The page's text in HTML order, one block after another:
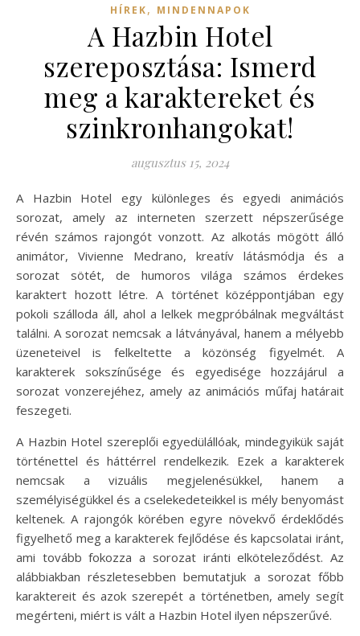
HÍREK, MINDENNAPOK
A Hazbin Hotel
szereposztása: Ismerd
meg a karaktereket és
szinkronhangokat!
augusztus 15, 2024
A Hazbin Hotel egy különleges és egyedi animációs
sorozat, amely az interneten szerzett népszerűsége
révén számos rajongót vonzott. Az alkotás mögött álló
animátor, Vivienne Medrano, kreatív látásmódja és a
sorozat sötét, de humoros világa számos érdekes
karaktert hozott létre. A történet középpontjában egy
pokoli szálloda áll, ahol a lelkek megpróbálnak megváltást
találni. A sorozat nemcsak a látványával, hanem a mélyebb
üzeneteivel is felkeltette a közönség figyelmét. A
karakterek sokszínűsége és egyedisége hozzájárul a
sorozat vonzerejéhez, amely az animációs műfaj határait
feszegeti.
A Hazbin Hotel szereplői egyedülállóak, mindegyikük saját
történettel és háttérrel rendelkezik. Ezek a karakterek
nemcsak a vizuális megjelenésükkel, hanem a
személyiségükkel és a cselekedeteikkel is mély benyomást
keltenek. A rajongók körében egyre növekvő érdeklődés
figyelhető meg a karakterek fejlődése és kapcsolatai iránt,
ami tovább fokozza a sorozat iránti elköteleződést. Az
alábbiakban részletesebben bemutatjuk a sorozat főbb
karaktereit és azok szerepét a történetben, amely segít
megérteni, miért is vált a Hazbin Hotel ilyen népszerűvé.